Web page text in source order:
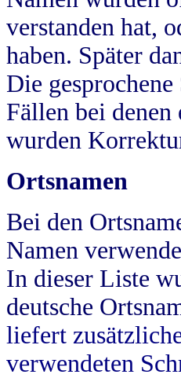
verstanden hat,
haben. Später
Die
Fällen bei
wurden
Ortsnamen
Bei den
Namen
In dieser Liste
deutsche
liefert
verwendeten